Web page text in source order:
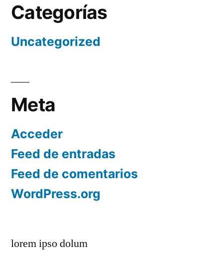
Categorías
Uncategorized
Meta
Acceder
Feed de entradas
Feed de comentarios
WordPress.org
lorem ipso dolum